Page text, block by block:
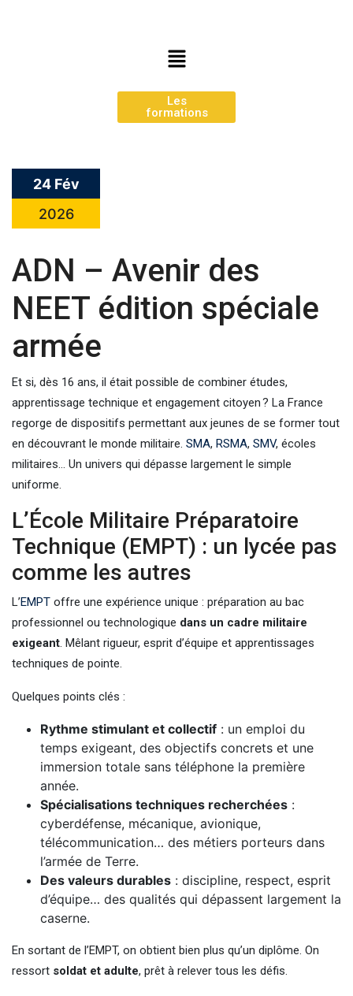
Les
formations
24 Fév
2026
ADN – Avenir des
NEET édition spéciale
armée
Et si, dès 16 ans, il était possible de combiner études,
apprentissage technique et engagement citoyen ? La France
regorge de dispositifs permettant aux jeunes de se former tout
en découvrant le monde militaire. SMA, RSMA, SMV, écoles
militaires… Un univers qui dépasse largement le simple
uniforme.
L’École Militaire Préparatoire
Technique (EMPT) : un lycée pas
comme les autres
L’EMPT offre une expérience unique : préparation au bac
professionnel ou technologique dans un cadre militaire
exigeant. Mêlant rigueur, esprit d’équipe et apprentissages
techniques de pointe.
Quelques points clés :
Rythme stimulant et collectif : un emploi du
temps exigeant, des objectifs concrets et une
immersion totale sans téléphone la première
année.
Spécialisations techniques recherchées :
cyberdéfense, mécanique, avionique,
télécommunication… des métiers porteurs dans
l’armée de Terre.
Des valeurs durables : discipline, respect, esprit
d’équipe… des qualités qui dépassent largement la
caserne.
En sortant de l’EMPT, on obtient bien plus qu’un diplôme. On
ressort soldat et adulte, prêt à relever tous les défis.